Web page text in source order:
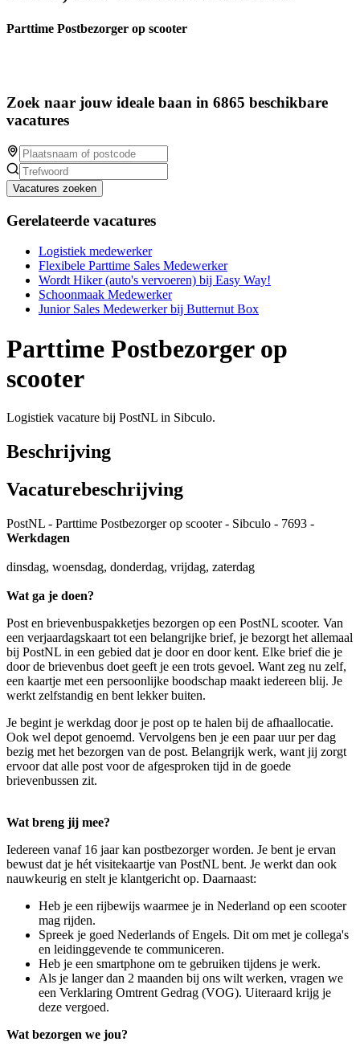
Parttime Postbezorger op scooter
Zoek naar jouw ideale baan in 6865 beschikbare
vacatures
Vacatures zoeken
Gerelateerde vacatures
Logistiek medewerker
Flexibele Parttime Sales Medewerker
Wordt Hiker (auto's vervoeren) bij Easy Way!
Schoonmaak Medewerker
Junior Sales Medewerker bij Butternut Box
Parttime Postbezorger op
scooter
Logistiek vacature bij PostNL in Sibculo.
Beschrijving
Vacaturebeschrijving
PostNL - Parttime Postbezorger op scooter - Sibculo - 7693 -
Werkdagen
dinsdag, woensdag, donderdag, vrijdag, zaterdag
Wat ga je doen?
Post en brievenbuspakketjes bezorgen op een PostNL scooter. Van
een verjaardagskaart tot een belangrijke brief, je bezorgt het allemaal
bij PostNL in een gebied dat je door en door kent. Elke brief die je
door de brievenbus doet geeft je een trots gevoel. Want zeg nu zelf,
een kaartje met een persoonlijke boodschap maakt iedereen blij. Je
werkt zelfstandig en bent lekker buiten.
Je begint je werkdag door je post op te halen bij de afhaallocatie.
Ook wel depot genoemd. Vervolgens ben je een paar uur per dag
bezig met het bezorgen van de post. Belangrijk werk, want jij zorgt
ervoor dat alle post voor de afgesproken tijd in de goede
brievenbussen zit.
Wat breng jij mee?
Iedereen vanaf 16 jaar kan postbezorger worden. Je bent je ervan
bewust dat je hét visitekaartje van PostNL bent. Je werkt dan ook
nauwkeurig en stelt je klantgericht op. Daarnaast:
Heb je een rijbewijs waarmee je in Nederland op een scooter
mag rijden.
Spreek je goed Nederlands of Engels. Dit om met je collega's
en leidinggevende te communiceren.
Heb je een smartphone om te gebruiken tijdens je werk.
Als je langer dan 2 maanden bij ons wilt werken, vragen we
een Verklaring Omtrent Gedrag (VOG). Uiteraard krijg je
deze vergoed.
Wat bezorgen we jou?